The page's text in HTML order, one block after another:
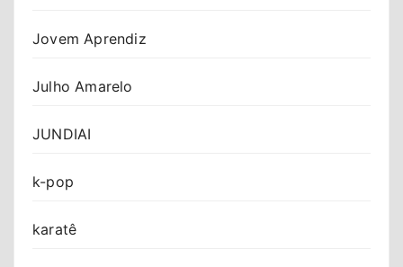
Jovem Aprendiz
Julho Amarelo
JUNDIAI
k-pop
karatê